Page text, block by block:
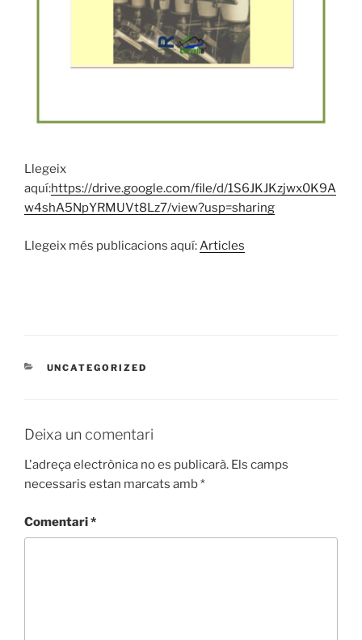
Llegeix
aquí:https://drive.google.com/file/d/1S6JKJKzjwx0K9A
w4shA5NpYRMUVt8Lz7/view?usp=sharing
Llegeix més publicacions aquí:Articles
CATEGORIES
UNCATEGORIZED
Deixa un comentari
L'adreça electrònica no es publicarà. Els camps
necessaris estan marcats amb*
Comentari*